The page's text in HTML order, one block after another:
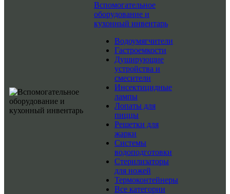
Вспомогательное
оборудование и
кухонный инвентарь
Водоумягчители
Гастроемкости
Душирующие
устройства и
смесители
Инсектицидные
лампы
Лопаты для
пиццы
Решетки для
жарки
Системы
водоподготовки
Стерилизаторы
для ножей
Термоконтейнеры
Все категории